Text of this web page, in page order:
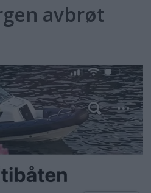
avbrøt